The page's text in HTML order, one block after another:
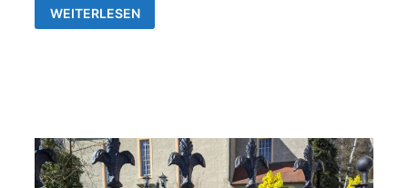
GOTTESDIENSTE
&
WEITERLESEN